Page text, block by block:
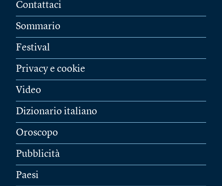
Contattaci
Sommario
Festival
Privacy e cookie
Video
Dizionario italiano
Oroscopo
Pubblicità
Paesi